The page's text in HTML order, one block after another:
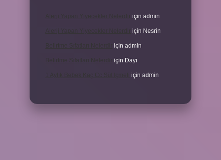
Alerji Yapan Yiyecekler Nelerdir için admin
Alerji Yapan Yiyecekler Nelerdir için Nesrin
Belirtme Sıfatları Nelerdir için admin
Belirtme Sıfatları Nelerdir için Dayı
1 Aylık Bebek Kaç Cc Süt Içmeli için admin